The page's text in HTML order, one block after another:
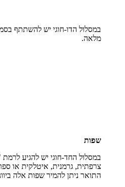
במסלול הדו-חוגי יש להשתתף
מלאה.
שפות
במסלול החד-חוגי יש להגיע
צרפתית, גרמנית, איטלקית או
התואר ניתן להמיר שפות אלה